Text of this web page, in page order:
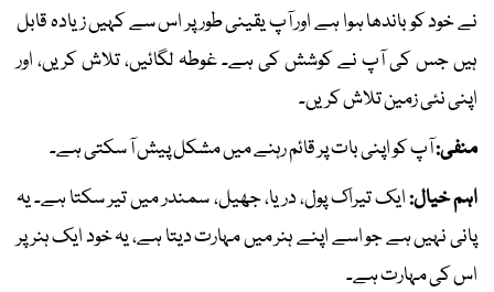
نے خود کو باندھا ہوا ہے اور آپ یقینی طور پر اس سے کہیں زیادہ قابل
ہیں جس کی آپ نے کوشش کی ہے۔ غوطہ لگائیں، تلاش کریں، اور
اپنی نئی زمین تلاش کریں۔
منفی:آپ کو اپنی بات پر قائم رہنے میں مشکل پیش آ سکتی ہے۔
اہم خیال:ایک تیراک پول، دریا، جھیل، سمندر میں تیر سکتا ہے۔ یہ
پانی نہیں ہے جو اسے اپنے ہنر میں مہارت دیتا ہے، یہ خود ایک ہنر پر
اس کی مہارت ہے۔